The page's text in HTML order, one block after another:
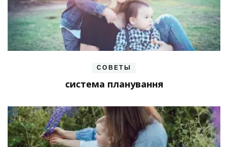
СОВЕТЫ
система планування